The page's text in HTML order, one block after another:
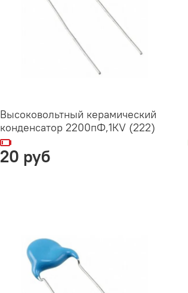
Высоковольтный керамический
конденсатор 2200пФ,1КV (222)
20 руб